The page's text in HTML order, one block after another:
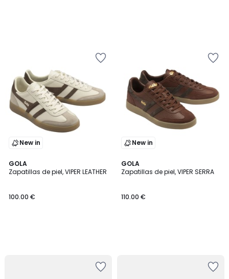
New in
GOLA
Zapatillas de piel, VIPER LEATHER
100.00 €
New in
GOLA
Zapatillas de piel, VIPER SERRA
110.00 €